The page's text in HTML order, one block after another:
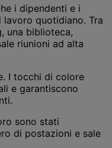
i dipendenti e i
quotidiano. Tra
una biblioteca,
riunioni ad alta
I tocchi di colore
e garantiscono
sono stati
di postazioni e sale